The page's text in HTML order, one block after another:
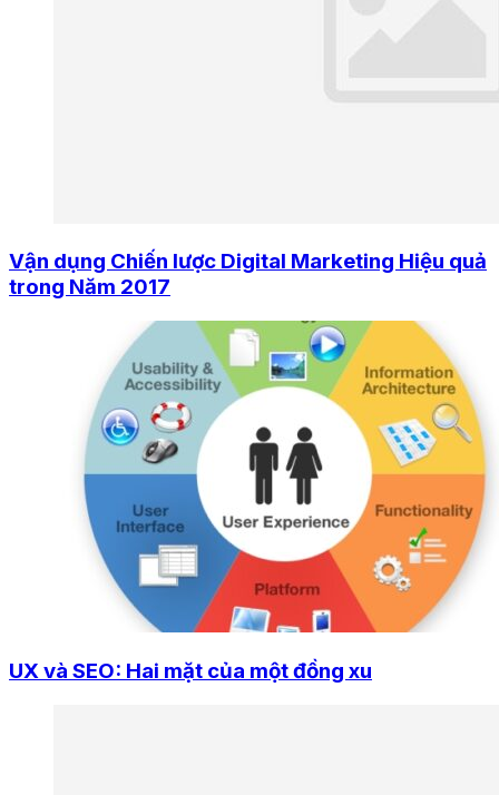
Vận dụng Chiến lược Digital Marketing Hiệu quả
trong Năm 2017
UX và SEO: Hai mặt của một đồng xu